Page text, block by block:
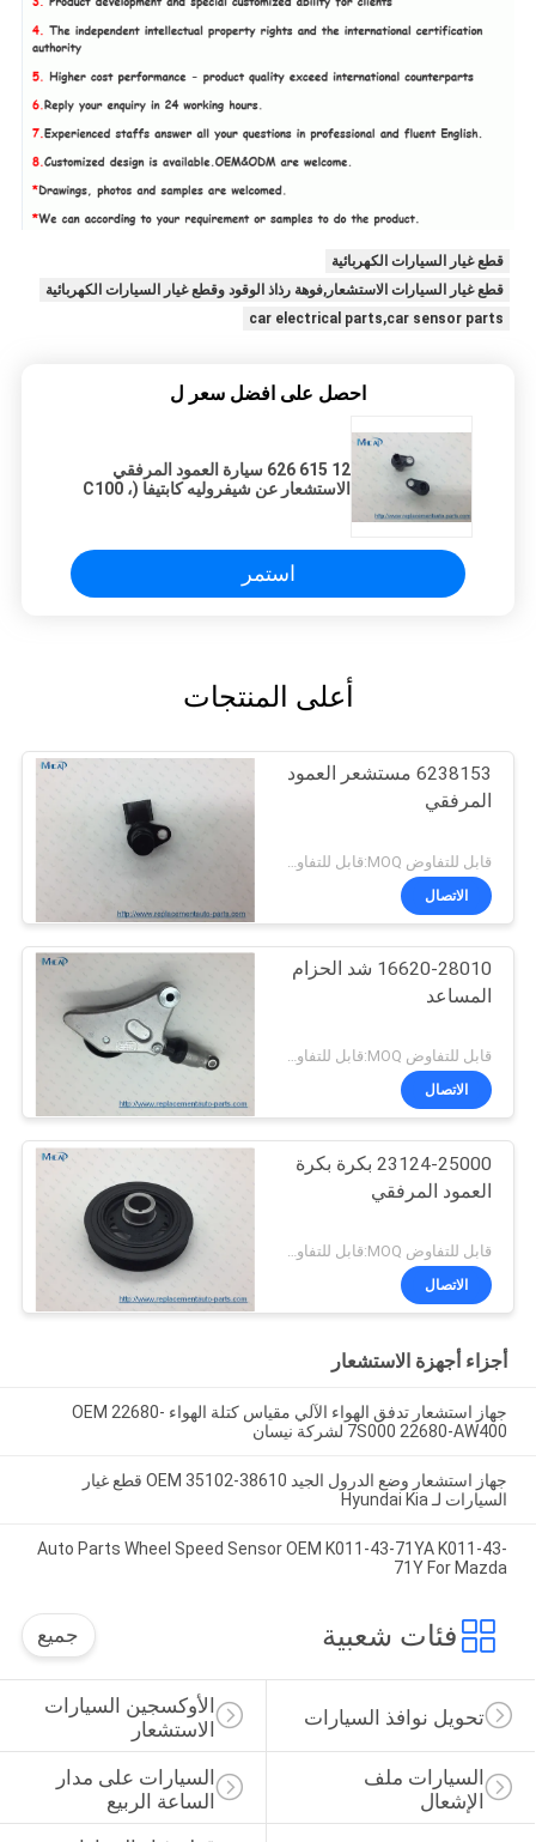
قطع غيار السيارات الكهربائية
قطع غيار السيارات الاستشعار,فوهة رذاذ الوقود وقطع غيار السيارات الكهربائية
car electrical parts,car sensor parts
احصل على افضل سعر ل
12 615 626 سيارة العمود المرفقي
الاستشعار عن شيفروليه كابتيفا (C100 ،
استمر
أعلى المنتجات
6238153 مستشعر العمود
المرفقي
الاتصال
16620-28010 شد الحزام
المساعد
قابل للتفاوض MOQ:قابل للتفاوض
الاتصال
23124-25000 بكرة بكرة
العمود المرفقي
قابل للتفاوض MOQ:قابل للتفاوض
الاتصال
أجزاء أجهزة الاستشعار
جهاز استشعار تدفق الهواء الآلي مقياس كتلة الهواء OEM 22680-
7S000 22680-AW400 لشركة نيسان
جهاز استشعار وضع الدرول الجيد OEM 35102-38610 قطع غيار
السيارات لـ Hyundai Kia
Auto Parts Wheel Speed Sensor OEM K011-43-71YA K011-43-
71Y For Mazda
فئات شعبية جميع
الأوكسجين السيارات
الاستشعار
تحويل نوافذ السيارات
السيارات على مدار
الساعة الربيع
السيارات ملف
الإشعال